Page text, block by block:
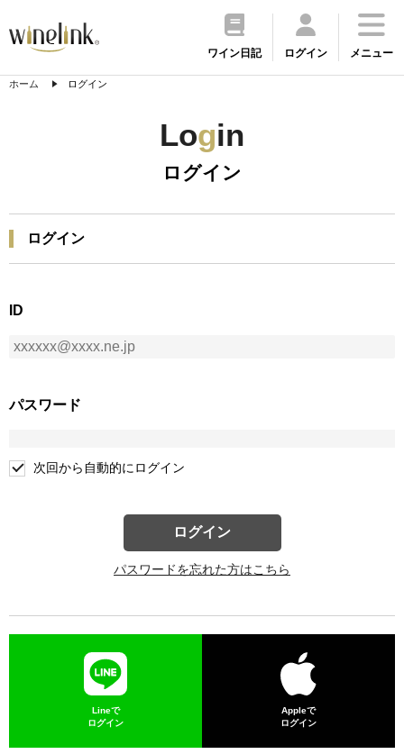
ワイン日記 ログイン メニュー
ホーム ログイン
Login
ログイン
ログイン
ID
パスワード
次回から自動的にログイン
ログイン
パスワードを忘れた方はこちら
Lineで
ログイン
Appleで
ログイン